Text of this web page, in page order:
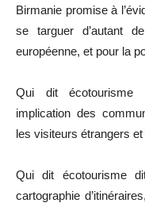
Birmanie promise à
se targuer d’autant
européenne, et pour la
Qui dit écotourisme
implication des
les visiteurs étrangers
Qui dit écotourisme
cartographie